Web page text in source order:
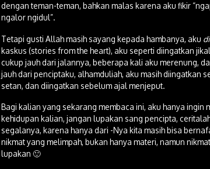
dengan teman-teman, bahkan malas karena aku fikir
ngalor ngidul”.
Tetapi gusti Allah masih sayang kepada hambanya, aku
kaskus (stories from the heart), aku seperti diingatkan
cukup jauh dari jalannya, beberapa kali aku merenung,
jauh dari penciptaku, alhamduliah, aku masih diingatkan
setan, dan diingatkan sebelum ajal menjeput.
Bagi kalian yang sekarang membaca ini, aku hanya ingin
kehidupan kalian, jangan lupakan sang pencipta,
segalanya, karena hanya dari -Nya kita masih bisa
nikmat yang melimpah, bukan hanya materi, namun
lupakan 🙂